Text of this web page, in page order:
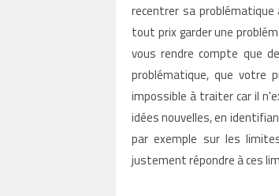
recentrer sa
tout prix garder une
vous rendre compte que
problématique, que votre
impossible à traiter car il
idées nouvelles, en
par exemple sur les
justement répondre à ces